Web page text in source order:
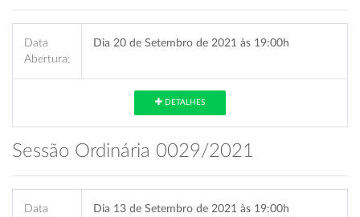
Data
Abertura:
Dia 20 de Setembro de 2021 às 19:00h
DETALHES
Sessão Ordinária 0029/2021
Data
Dia 13 de Setembro de 2021 às 19:00h